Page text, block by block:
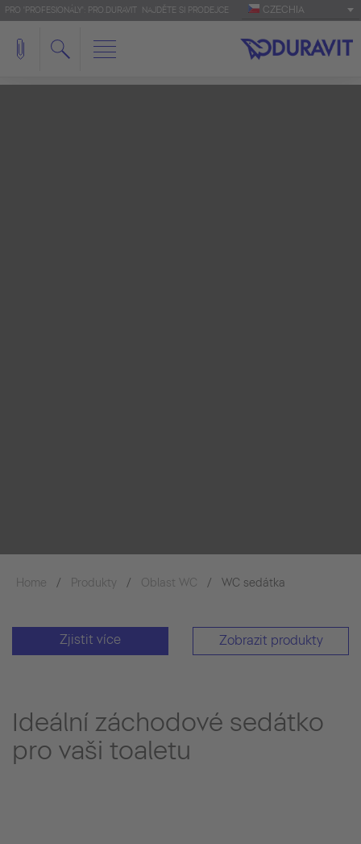
PRO 'PROFESIONÁLY': PRO.DURAVIT NAJDĚTE SI PRODEJCE CZECHIA
Home Produkty Oblast WC WC sedátka
Zjistit více Zobrazit produkty
Ideální záchodové sedátko
pro vaši toaletu